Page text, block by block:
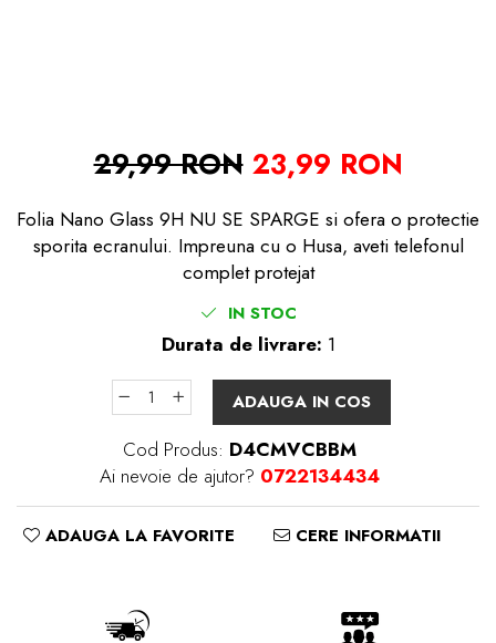
29,99 RON 23,99 RON
Folia Nano Glass 9H NU SE SPARGE si ofera o protectie
sporita ecranului. Impreuna cu o Husa, aveti telefonul
complet protejat
IN STOC
Durata de livrare: 1
ADAUGA IN COS
Cod Produs: D4CMVCBBM
Ai nevoie de ajutor? 0722134434
ADAUGA LA FAVORITE CERE INFORMATII